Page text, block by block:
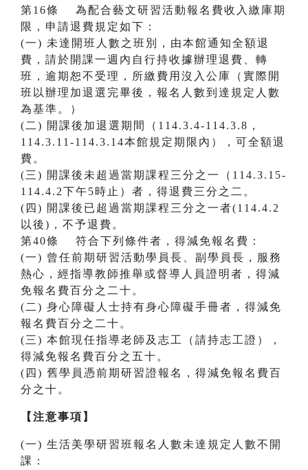
第16條 為配合藝文研習活動報名費收入繳庫期
限，申請退費規定如下：
(一) 未達開班人數之班別，由本館通知全額退
費，請於開課一週內自行持收據辦理退費、轉
班，逾期恕不受理，所繳費用沒入公庫（實際開
班以辦理加退選完畢後，報名人數到達規定人數
為基準。）
(二) 開課後加退選期間（114.3.4-114.3.8，
114.3.11-114.3.14本館規定期限內），可全額退
費。
(三) 開課後未超過當期課程三分之一（114.3.15-
114.4.2下午5時止）者，得退費三分之二。
(四) 開課後已超過當期課程三分之一者(114.4.2
以後)，不予退費。
第40條 符合下列條件者，得減免報名費：
(一) 曾任前期研習活動學員長、副學員長，服務
熱心，經指導教師推舉或督導人員證明者，得減
免報名費百分之二十。
(二) 身心障礙人士持有身心障礙手冊者，得減免
報名費百分之二十。
(三) 本館現任指導老師及志工（請持志工證），
得減免報名費百分之五十。
(四) 舊學員憑前期研習證報名，得減免報名費百
分之十。
【注意事項】
(一) 生活美學研習班報名人數未達規定人數不開
課：